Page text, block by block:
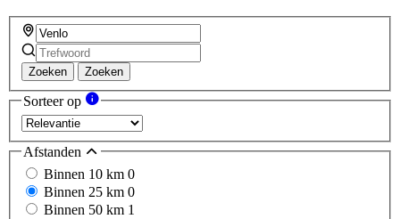
Zoeken Zoeken
Sorteer op
Afstanden
Binnen 10 km 0
Binnen 25 km 0
Binnen 50 km 1